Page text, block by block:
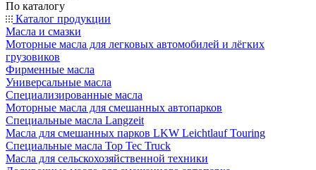
По каталогу
Каталог продукции
Масла и смазки
Моторные масла для легковых автомобилей и лёгких
грузовиков
Фирменные масла
Универсальные масла
Специализированные масла
Моторные масла для смешанных автопарков
Специальные масла Langzeit
Масла для смешанных парков LKW Leichtlauf Touring
Специальные масла Top Tec Truck
Масла для сельскохозяйственной техники